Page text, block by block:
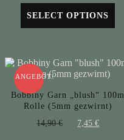
SELECT OPTIONS
ANGEBOT!
Bobbiny Garn „blush“ 100m
Rolle (5mm gezwirnt)
14,90€
Ursprünglicher
7,45€